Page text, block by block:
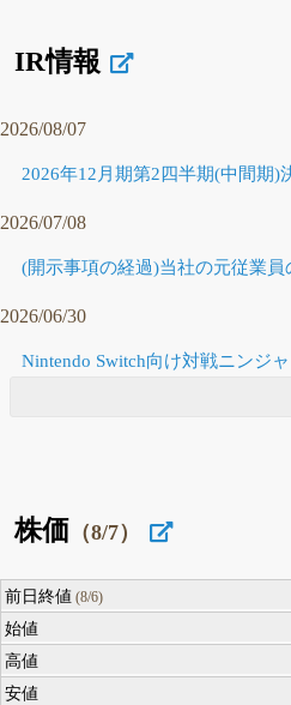
IR情報
2026/08/07
2026年12月期第2四半期(中間期)
2026/07/08
(開示事項の経過)当社の元従業員
2026/06/30
Nintendo Switch向け対戦ニンジ
株価 （8/7）
前日終値 (8/6)
始値
高値
安値